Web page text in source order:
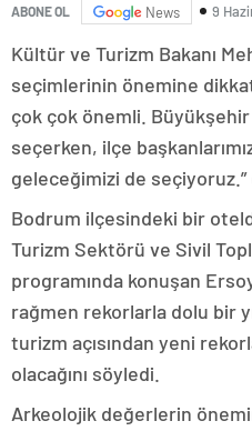
ABONE OL News 9
Kültür ve Turizm Bakanı
seçimlerinin önemine
çok çok önemli. Büyükşehir
seçerken, ilçe
geleceğimizi de seçiyoruz.”
Bodrum ilçesindeki bir
Turizm Sektörü ve Sivil
programında konuşan
rağmen rekorlarla dolu bir
turizm açısından yeni
olacağını söyledi.
Arkeolojik değerlerin